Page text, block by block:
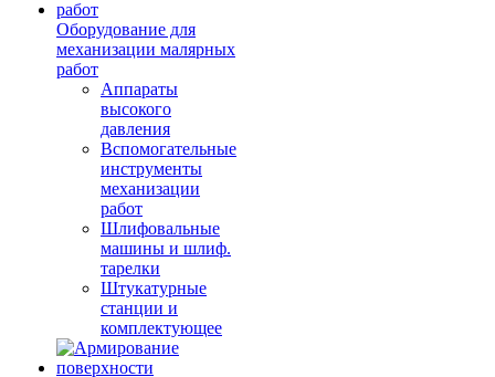
Оборудование для
механизации малярных
работ
Аппараты
высокого
давления
Вспомогательные
инструменты
механизации
работ
Шлифовальные
машины и шлиф.
тарелки
Штукатурные
станции и
комплектующее